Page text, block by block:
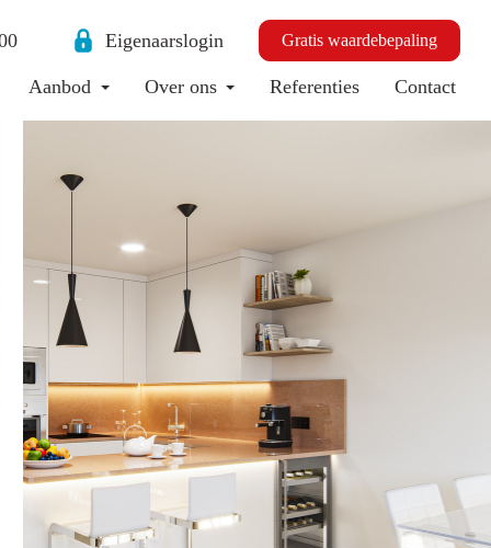
Eigenaarslogin Gratis waardebepaling
Aanbod Over ons Referenties Contact